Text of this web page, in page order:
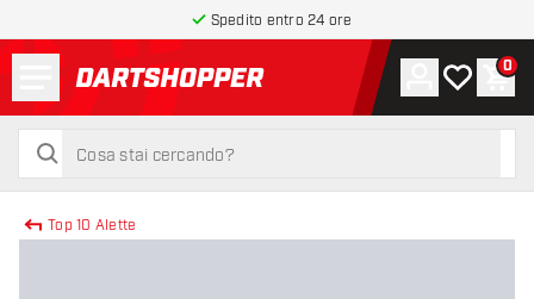
Spedito entro 24 ore
torna alla home page
cerca
cerca
Account
La mia0
Top 10 Alette